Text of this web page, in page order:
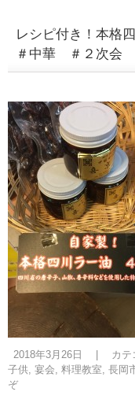
レシピ付き！本
＃中華 ＃２次会
2018年3月26日 カテ
子供, 宴会, 料理教室, 長岡
ぞ